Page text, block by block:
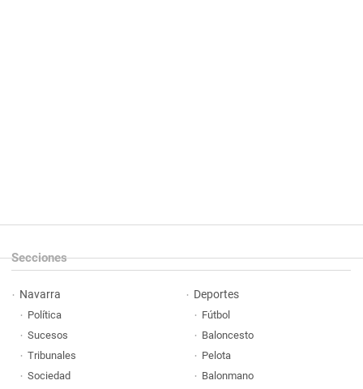
Secciones
Navarra
Política
Sucesos
Tribunales
Sociedad
Deportes
Fútbol
Baloncesto
Pelota
Balonmano